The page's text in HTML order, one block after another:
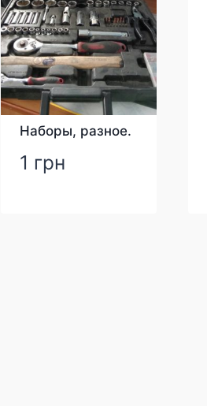
Наборы, разное.
1 грн